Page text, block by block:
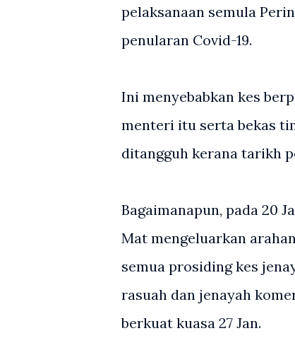
pelaksanaan semula
penularan Covid-19.
Ini menyebabkan kes
menteri itu serta bekas
ditangguh kerana tarikh
Bagaimanapun, pada 20
Mat mengeluarkan
semua prosiding kes
rasuah dan jenayah
berkuat kuasa 27 Jan.